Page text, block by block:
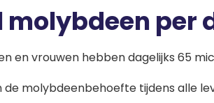
molybdeen per
en vrouwen hebben dagelijks 65
de molybdeenbehoefte tijdens alle